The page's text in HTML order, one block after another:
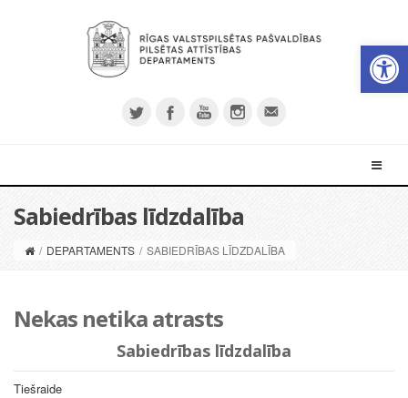
Sabiedrības līdzdalība
/ DEPARTAMENTS / SABIEDRĪBAS LĪDZDALĪBA
Nekas netika atrasts
Sabiedrības līdzdalība
Tiešraide